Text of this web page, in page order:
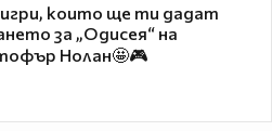
игри, които ще ти дадат
за „Одисея“ на
Нолан🤩🎮